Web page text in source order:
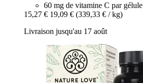
60 mg de vitamine C par gélule
15,27 € 19,09 € (339,33 € / kg)
Livraison jusqu'au 17 août